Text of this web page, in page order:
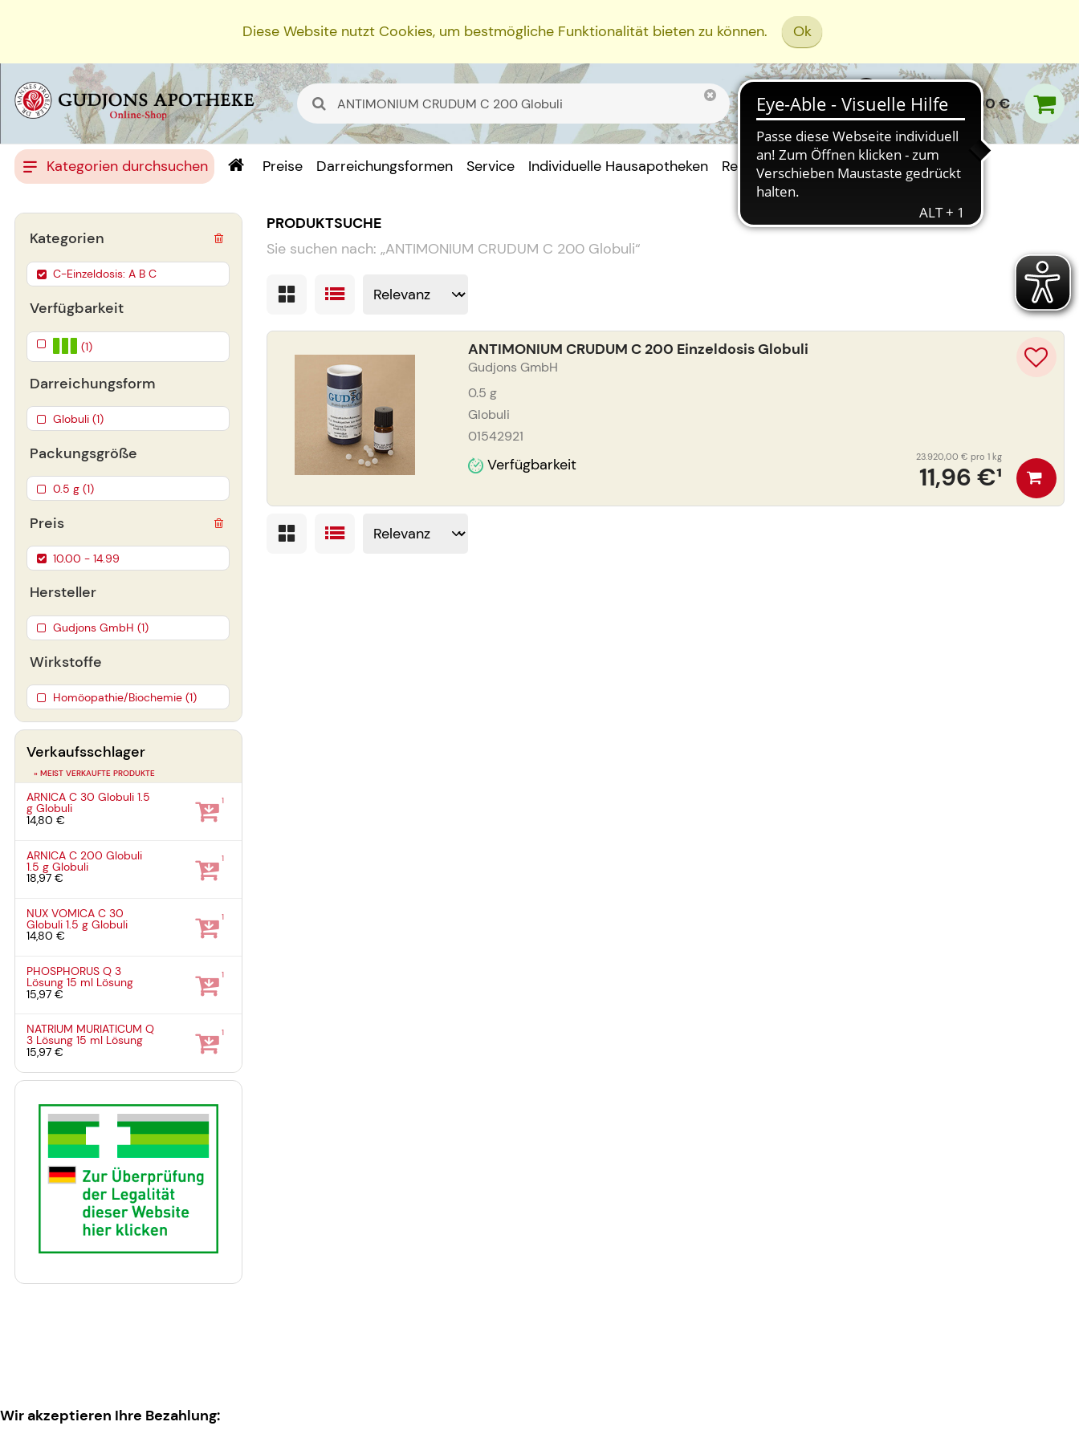
Diese Website nutzt Cookies, um bestmögliche Funktionalität bieten zu können. Ok
0,00 €
Kategorien durchsuchen Preise Darreichungsformen Service Individuelle Hausapotheken Rezept Einreichen
PRODUKTSUCHE
Sie suchen nach: „ANTIMONIUM CRUDUM C 200 Globuli“
ANTIMONIUM CRUDUM C 200 Einzeldosis Globuli
Gudjons GmbH
0.5 g
Globuli
01542921
Verfügbarkeit 11,96 €¹
23.920,00 € pro 1 kg
Verfügbarkeit
(1)
Darreichungsform
Globuli (1)
Packungsgröße
0.5 g (1)
Preis
10.00 - 14.99
Hersteller
Gudjons GmbH (1)
Wirkstoffe
Homöopathie/Biochemie (1)
Kategorien
C-Einzeldosis: A B C
Verkaufsschlager
» MEIST VERKAUFTE PRODUKTE
ARNICA C 30 Globuli1.5
gGlobuli
14,80 €
1
ARNICA C 200 Globuli
1.5 gGlobuli
18,97 €
1
NUX VOMICA C 30
Globuli1.5 gGlobuli
14,80 €
1
PHOSPHORUS Q 3
Lösung15 ml Lösung
15,97 €
1
NATRIUM MURIATICUM Q
3 Lösung15 ml Lösung
15,97 €
1
Wir akzeptieren Ihre Bezahlung: